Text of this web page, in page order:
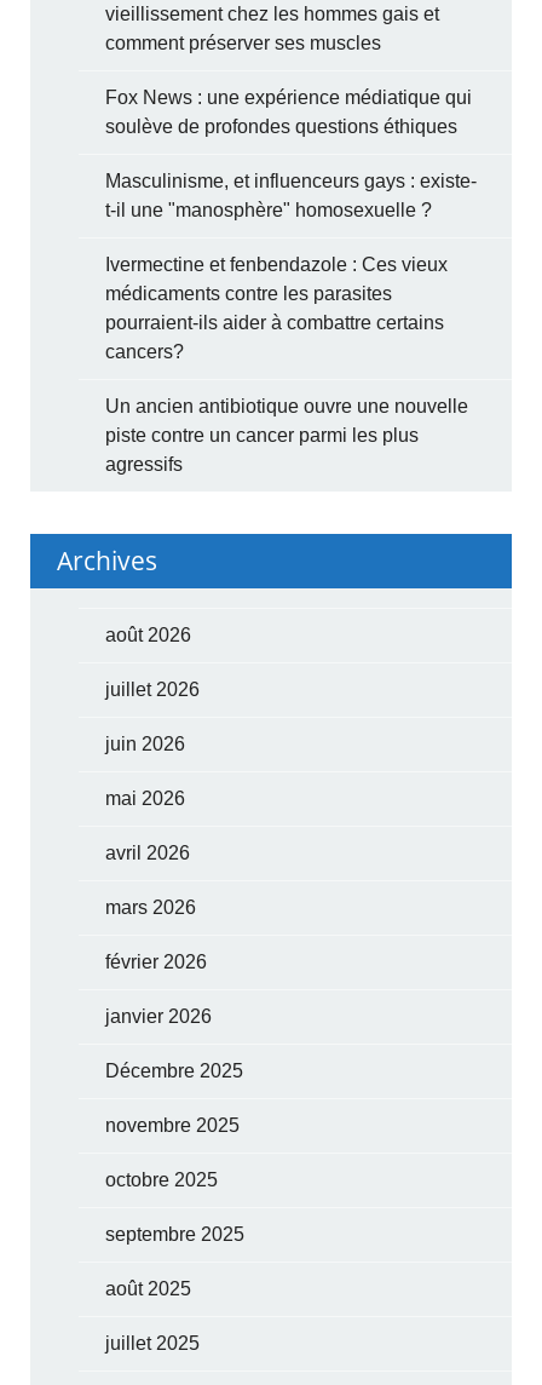
vieillissement chez les hommes gais et
comment préserver ses muscles
Fox News : une expérience médiatique qui
soulève de profondes questions éthiques
Masculinisme, et influenceurs gays : existe-
t-il une "manosphère" homosexuelle ?
Ivermectine et fenbendazole : Ces vieux
médicaments contre les parasites
pourraient-ils aider à combattre certains
cancers?
Un ancien antibiotique ouvre une nouvelle
piste contre un cancer parmi les plus
agressifs
Archives
août 2026
juillet 2026
juin 2026
mai 2026
avril 2026
mars 2026
février 2026
janvier 2026
Décembre 2025
novembre 2025
octobre 2025
septembre 2025
août 2025
juillet 2025